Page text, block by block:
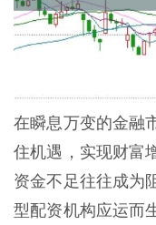
在瞬息万变的金融
住机遇，实现财富
资金不足往往成为
型配资机构应运而